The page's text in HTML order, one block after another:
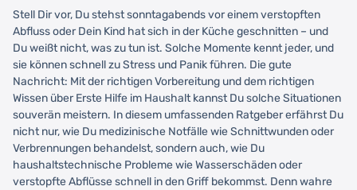
Stell Dir vor, Du stehst sonntagabends vor einem verstopften
Abfluss oder Dein Kind hat sich in der Küche geschnitten – und
Du weißt nicht, was zu tun ist. Solche Momente kennt jeder, und
sie können schnell zu Stress und Panik führen. Die gute
Nachricht: Mit der richtigen Vorbereitung und dem richtigen
Wissen über Erste Hilfe im Haushalt kannst Du solche Situationen
souverän meistern. In diesem umfassenden Ratgeber erfährst Du
nicht nur, wie Du medizinische Notfälle wie Schnittwunden oder
Verbrennungen behandelst, sondern auch, wie Du
haushaltstechnische Probleme wie Wasserschäden oder
verstopfte Abflüsse schnell in den Griff bekommst. Denn wahre